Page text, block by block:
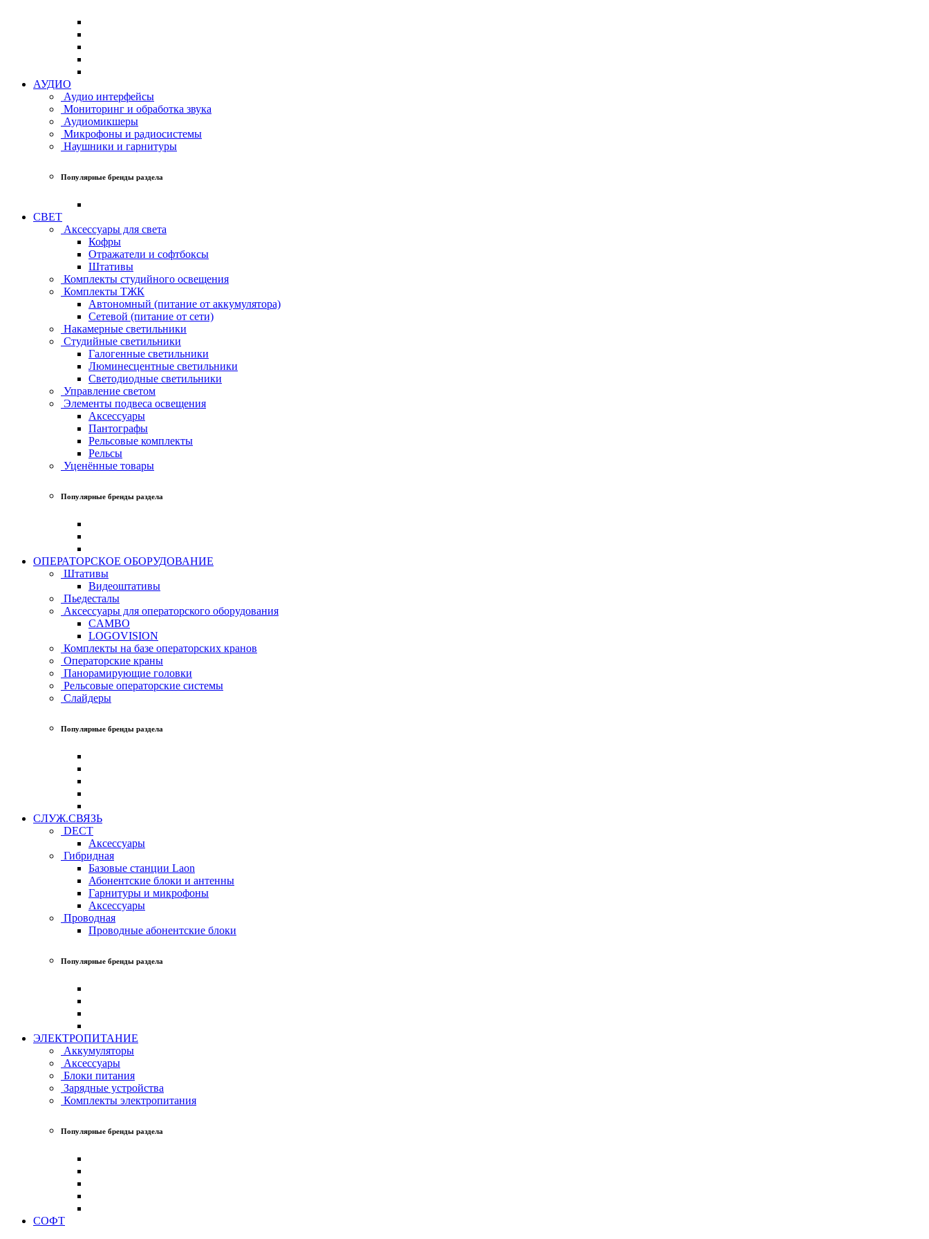
АУДИО
Аудио интерфейсы
Мониторинг и обработка звука
Аудиомикшеры
Микрофоны и радиосистемы
Наушники и гарнитуры
Популярные бренды раздела
СВЕТ
Аксессуары для света
Кофры
Отражатели и софтбоксы
Штативы
Комплекты студийного освещения
Комплекты ТЖК
Автономный (питание от аккумулятора)
Сетевой (питание от сети)
Накамерные светильники
Студийные светильники
Галогенные светильники
Люминесцентные светильники
Светодиодные светильники
Управление светом
Элементы подвеса освещения
Аксессуары
Пантографы
Рельсовые комплекты
Рельсы
Уценённые товары
Популярные бренды раздела
ОПЕРАТОРСКОЕ ОБОРУДОВАНИЕ
Штативы
Видеоштативы
Пьедесталы
Аксессуары для операторского оборудования
CAMBO
LOGOVISION
Комплекты на базе операторских кранов
Операторские краны
Панорамирующие головки
Рельсовые операторские системы
Слайдеры
Популярные бренды раздела
СЛУЖ.СВЯЗЬ
DECT
Аксессуары
Гибридная
Базовые станции Laon
Абонентские блоки и антенны
Гарнитуры и микрофоны
Аксессуары
Проводная
Проводные абонентские блоки
Популярные бренды раздела
ЭЛЕКТРОПИТАНИЕ
Аккумуляторы
Аксессуары
Блоки питания
Зарядные устройства
Комплекты электропитания
Популярные бренды раздела
СОФТ